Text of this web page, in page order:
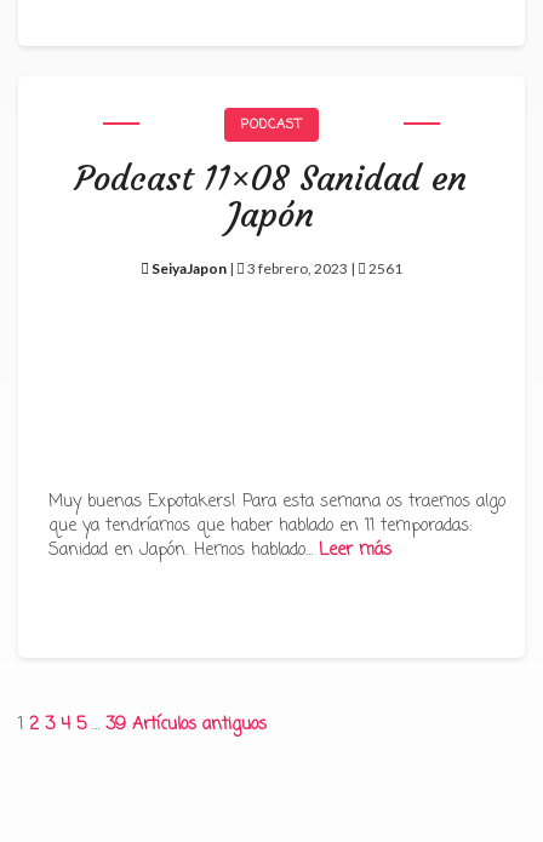
PODCAST
Podcast 11×08 Sanidad en
Japón
SeiyaJapon | 3 febrero, 2023 | 2561
Muy buenas Expotakers! Para esta semana os traemos algo
que ya tendríamos que haber hablado en 11 temporadas:
Sanidad en Japón. Hemos hablado… Leer más
Paginación
1 2 3 4 5 … 39 Artículos antiguos